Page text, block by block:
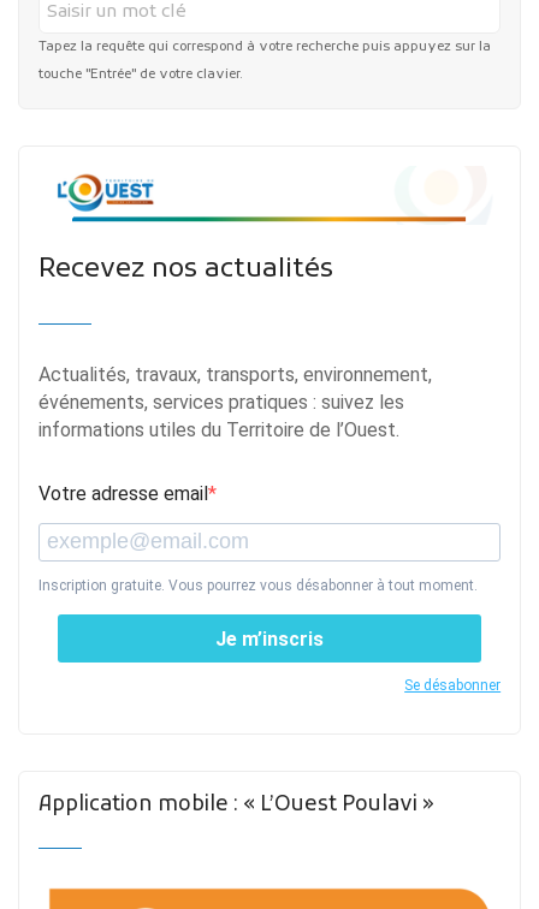
Tapez la requête qui correspond à votre recherche puis appuyez sur la
touche "Entrée" de votre clavier.
Recevez nos actualités
Actualités, travaux, transports, environnement,
événements, services pratiques : suivez les
informations utiles du Territoire de l’Ouest.
Votre adresse email
Inscription gratuite. Vous pourrez vous désabonner à tout moment.
Je m’inscris
Se désabonner
Application mobile : « L’Ouest Poulavi »